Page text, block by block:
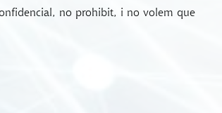
no prohibit, i no volem que